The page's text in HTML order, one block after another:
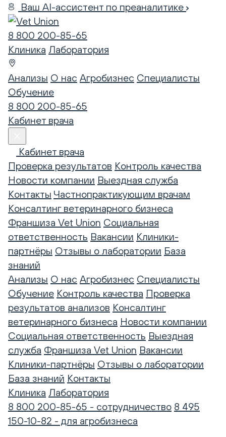
Ваш AI-ассистент по преаналитике
8 800 200-85-65
Клиника Лаборатория
Анализы О нас Агробизнес Специалисты
Обучение
8 800 200-85-65
Кабинет врача
Кабинет врача
Проверка результатов Контроль качества
Новости компании Выездная служба
Контакты Частнопрактикующим врачам
Консалтинг ветеринарного бизнеса
Франшиза Vet Union Социальная
ответственность Вакансии Клиники-
партнёры Отзывы о лаборатории База
знаний
Анализы О нас Агробизнес Специалисты
Обучение Контроль качества Проверка
результатов анализов Консалтинг
ветеринарного бизнеса Новости компании
Социальная ответственность Выездная
служба Франшиза Vet Union Вакансии
Клиники-партнёры Отзывы о лаборатории
База знаний Контакты
Клиника Лаборатория
8 800 200-85-65 - сотрудничество 8 495
150-10-82 - для агробизнеса